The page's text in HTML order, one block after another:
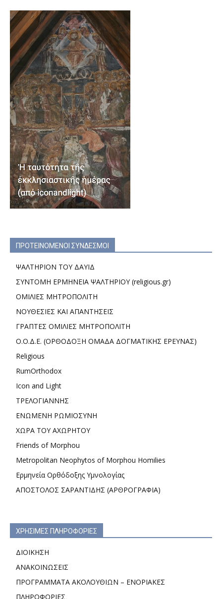
ΠΡΟΤΕΙΝΟΜΕΝΟΙ ΣΥΝΔΕΣΜΟΙ
ΨΑΛΤΗΡΙΟΝ ΤΟΥ ΔΑΥΙΔ
ΣΥΝΤΟΜΗ ΕΡΜΗΝΕΙΑ ΨΑΛΤΗΡΙΟΥ (religious.gr)
ΟΜΙΛΙΕΣ ΜΗΤΡΟΠΟΛΙΤΗ
ΝΟΥΘΕΣΙΕΣ ΚΑΙ ΑΠΑΝΤΗΣΕΙΣ
ΓΡΑΠΤΕΣ ΟΜΙΛΙΕΣ ΜΗΤΡΟΠΟΛΙΤΗ
Ο.Ο.Δ.Ε. (ΟΡΘΟΔΟΞΗ ΟΜΑΔΑ ΔΟΓΜΑΤΙΚΗΣ ΕΡΕΥΝΑΣ)
Religious
RumOrthodox
Icon and Light
ΤΡΕΛΟΓΙΑΝΝΗΣ
ΕΝΩΜΕΝΗ ΡΩΜΙΟΣΥΝΗ
ΧΩΡΑ ΤΟΥ ΑΧΩΡΗΤΟΥ
Friends of Morphou
Metropolitan Neophytos of Morphou Homilies
Ερμηνεία Ορθόδοξης Υμνολογίας
ΑΠΟΣΤΟΛΟΣ ΣΑΡΑΝΤΙΔΗΣ (ΑΡΘΡΟΓΡΑΦΙΑ)
ΧΡΗΣΙΜΕΣ ΠΛΗΡΟΦΟΡΙΕΣ
ΔΙΟΙΚΗΣΗ
ΑΝΑΚΟΙΝΩΣΕΙΣ
ΠΡΟΓΡΑΜΜΑΤΑ ΑΚΟΛΟΥΘΙΩΝ – ΕΝΟΡΙΑΚΕΣ
ΠΛΗΡΟΦΟΡΙΕΣ